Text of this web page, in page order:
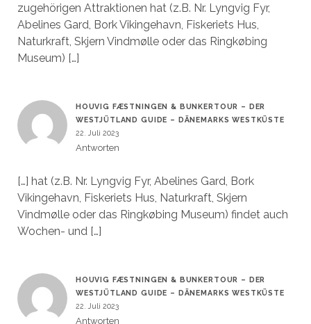
zugehörigen Attraktionen hat (z.B. Nr. Lyngvig Fyr,
Abelines Gard, Bork Vikingehavn, Fiskeriets Hus,
Naturkraft, Skjern Vindmølle oder das Ringkøbing
Museum) […]
HOUVIG FÆSTNINGEN & BUNKERTOUR – DER
WESTJÜTLAND GUIDE – DÄNEMARKS WESTKÜSTE
22. Juli 2023
Antworten
[…] hat (z.B. Nr. Lyngvig Fyr, Abelines Gard, Bork
Vikingehavn, Fiskeriets Hus, Naturkraft, Skjern
Vindmølle oder das Ringkøbing Museum) findet auch
Wochen- und […]
HOUVIG FÆSTNINGEN & BUNKERTOUR – DER
WESTJÜTLAND GUIDE – DÄNEMARKS WESTKÜSTE
22. Juli 2023
Antworten